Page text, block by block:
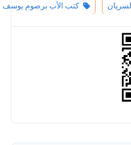
كتب الأب برصوم يوسف